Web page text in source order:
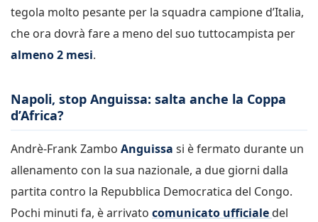
tegola molto pesante per la squadra campione d’Italia,
che ora dovrà fare a meno del suo tuttocampista per
almeno 2 mesi.
Napoli, stop Anguissa: salta anche la Coppa
d’Africa?
Andrè-Frank Zambo Anguissa si è fermato durante un
allenamento con la sua nazionale, a due giorni dalla
partita contro la Repubblica Democratica del Congo.
Pochi minuti fa, è arrivato comunicato ufficiale del